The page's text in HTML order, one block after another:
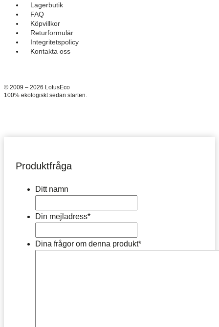
Lagerbutik
FAQ
Köpvillkor
Returformulär
Integritetspolicy
Kontakta oss
© 2009 – 2026 LotusEco
100% ekologiskt sedan starten.
Produktfråga
Ditt namn
Din mejladress*
Dina frågor om denna produkt*